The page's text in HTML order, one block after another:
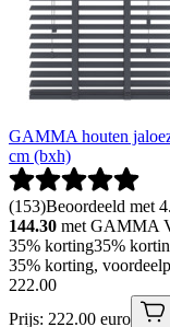
GAMMA houten
cm (bxh)
(153)Beoordeeld met
144.30 met GAMMA
35% korting35%
35% korting,
222.00
Prijs: 222.00 euro